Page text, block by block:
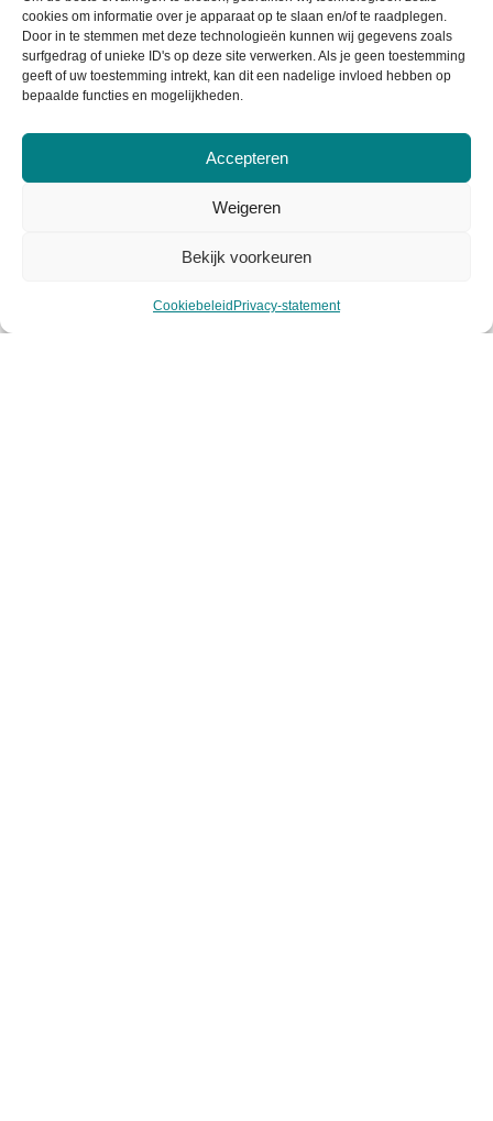
cookies om informatie over je apparaat op te slaan en/of te raadplegen.
Door in te stemmen met deze technologieën kunnen wij gegevens zoals
surfgedrag of unieke ID's op deze site verwerken. Als je geen toestemming
geeft of uw toestemming intrekt, kan dit een nadelige invloed hebben op
bepaalde functies en mogelijkheden.
Accepteren
Weigeren
Bekijk voorkeuren
Cookiebeleid Privacy-statement
KVK-nummer: 64405745
BTW-nummer: NL001952488B07
Informatie